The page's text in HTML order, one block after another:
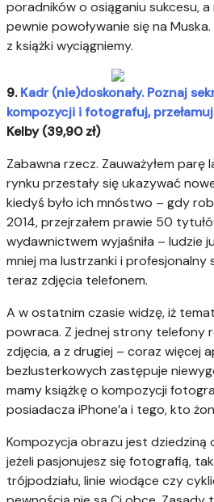
poradników o osiąganiu sukcesu,
pewnie powoływanie się na
z książki wyciągniemy.
9.Kadr (nie)doskonały. Poznaj
kompozycji i fotografuj,
Kelby (39,90 zł)
Zabawna rzecz. Zauważyłem parę
rynku przestały się ukazywać
kiedyś było ich mnóstwo – gdy
2014, przejrzałem prawie 50
wydawnictwem wyjaśniła – ludzie
mniej ma lustrzanki i profesjonalny
teraz zdjęcia telefonem.
A w ostatnim czasie widzę, iż
powraca. Z jednej strony telefony
zdjęcia, a z drugiej – coraz więcej
bezlusterkowych zastępuje
mamy książkę o kompozycji
posiadacza iPhone’a i tego, kto
Kompozycja obrazu jest dziedziną
jeżeli pasjonujesz się fotografią,
trójpodziału, linie wiodące czy